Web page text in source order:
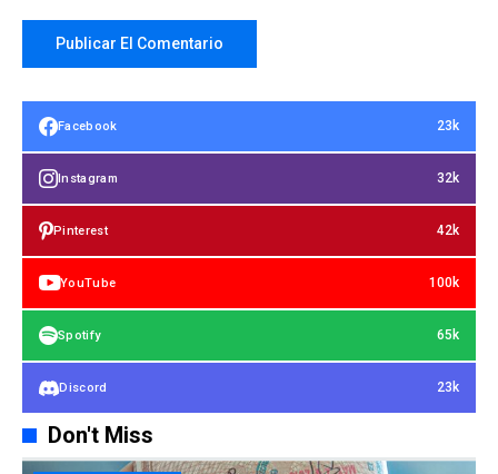
Facebook 23k
Instagram 32k
Pinterest 42k
YouTube 100k
Spotify 65k
Discord 23k
Don't Miss